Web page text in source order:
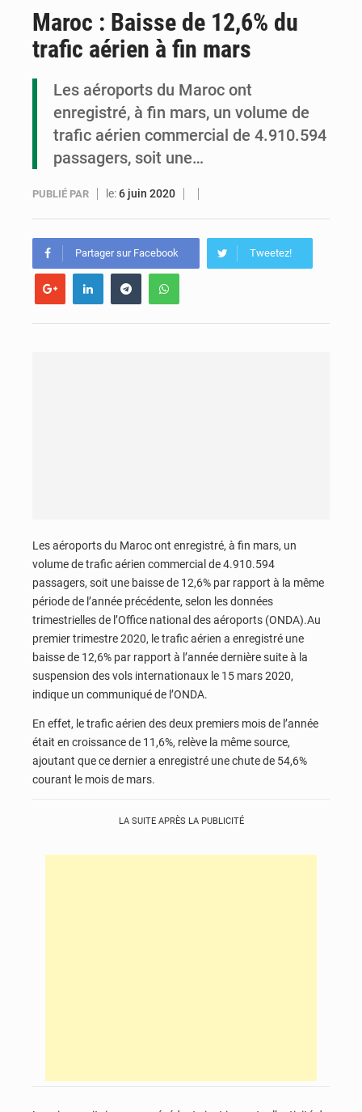
Congo-Électricité : la BAD renforce son appui pour accélérer les investissements
Compétitions africaines : la CAF ferme la porte à l’AC Léopards et à l’AS Otohô
Maroc : Baisse de 12,6% du
trafic aérien à fin mars
Les aéroports du Maroc ont
enregistré, à fin mars, un volume de
trafic aérien commercial de 4.910.594
passagers, soit une…
PUBLIÉ PAR le:6 juin 2020
Partager sur Facebook Tweetez!
Les aéroports du Maroc ont enregistré, à fin mars, un
volume de trafic aérien commercial de 4.910.594
passagers, soit une baisse de 12,6% par rapport à la même
période de l’année précédente, selon les données
trimestrielles de l’Office national des aéroports (ONDA).Au
premier trimestre 2020, le trafic aérien a enregistré une
baisse de 12,6% par rapport à l’année dernière suite à la
suspension des vols internationaux le 15 mars 2020,
indique un communiqué de l’ONDA.
En effet, le trafic aérien des deux premiers mois de l’année
était en croissance de 11,6%, relève la même source,
ajoutant que ce dernier a enregistré une chute de 54,6%
courant le mois de mars.
LA SUITE APRÈS LA PUBLICITÉ